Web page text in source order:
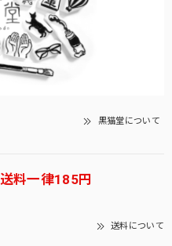
黒猫堂について
送料一律185円
送料について